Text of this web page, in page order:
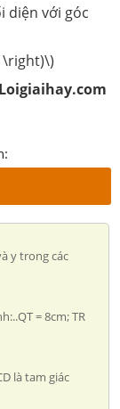
diện với góc
\right)\)
Loigiaihay.com
y trong các
= 8cm; TR
là tam giác